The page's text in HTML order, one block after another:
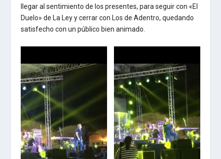
llegar al sentimiento de los presentes, para seguir con «El
Duelo» de La Ley y cerrar con Los de Adentro, quedando
satisfecho con un público bien animado.